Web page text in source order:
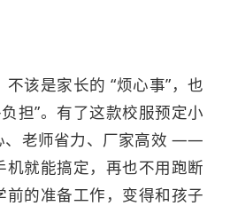
该是家长的 “烦心事”，也
担”。有了这款校服预定小
、老师省力、厂家高效 ——
机就能搞定，再也不用跑断
前的准备工作，变得和孩子